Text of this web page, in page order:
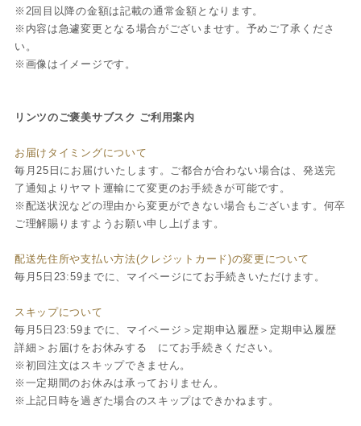
※2回目以降の金額は記載の通常金額となります。
※内容は急遽変更となる場合がございませす。予めご了承くださ
い。
※画像はイメージです。
リンツのご褒美サブスク ご利用案内
お届けタイミングについて
毎月25日にお届けいたします。ご都合が合わない場合は、発送完
了通知よりヤマト運輸にて変更のお手続きが可能です。
※配送状況などの理由から変更ができない場合もございます。何卒
ご理解賜りますようお願い申し上げます。
配送先住所や支払い方法(クレジットカード)の変更について
毎月5日23:59までに、マイページにてお手続きいただけます。
スキップについて
毎月5日23:59までに、マイページ＞定期申込履歴＞定期申込履歴
詳細＞お届けをお休みする にてお手続きください。
※初回注文はスキップできません。
※一定期間のお休みは承っておりません。
※上記日時を過ぎた場合のスキップはできかねます。